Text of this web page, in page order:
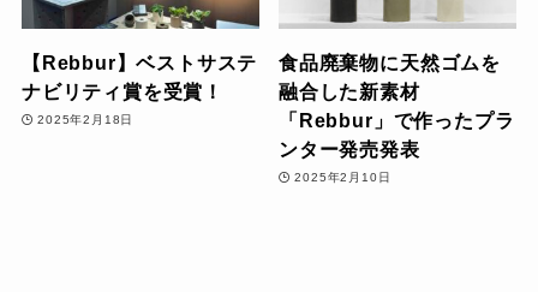
【Rebbur】ベストサステ
ナビリティ賞を受賞！
2025年2月18日
食品廃棄物に天然ゴムを
融合した新素材
「Rebbur」で作ったプラ
ンター発売発表
2025年2月10日